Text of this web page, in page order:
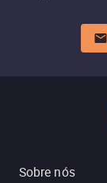
Sobre nós